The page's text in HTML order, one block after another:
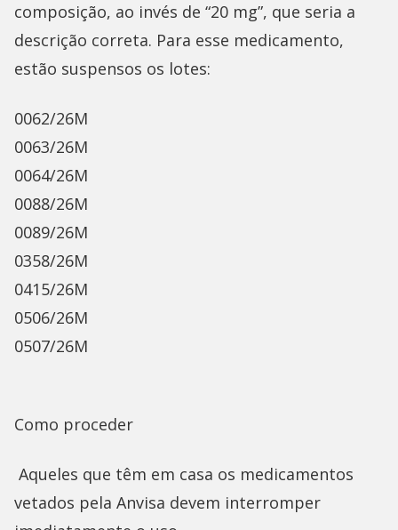
composição, ao invés de “20 mg”, que seria a
descrição correta. Para esse medicamento,
estão suspensos os lotes:
0062/26M
0063/26M
0064/26M
0088/26M
0089/26M
0358/26M
0415/26M
0506/26M
0507/26M
Como proceder
Aqueles que têm em casa os medicamentos
vetados pela Anvisa devem interromper